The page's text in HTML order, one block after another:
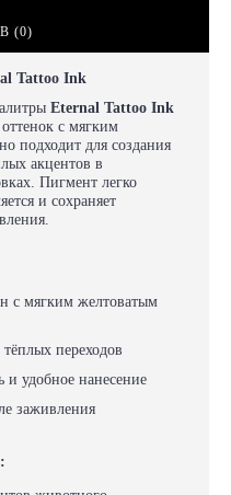
(0)
Tattoo Ink
Eternal Tattoo Ink
с мягким
подходит для создания
акцентов в
Пигмент легко
и сохраняет
с мягким желтоватым
переходов
и удобное нанесение
заживления